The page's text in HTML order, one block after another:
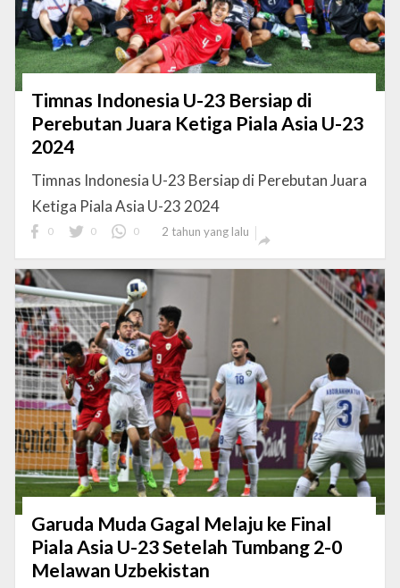
Timnas Indonesia U-23 Bersiap di
Perebutan Juara Ketiga Piala Asia U-23
2024
Timnas Indonesia U-23 Bersiap di Perebutan Juara
Ketiga Piala Asia U-23 2024
0 0 0 2 tahun yang lalu

Garuda Muda Gagal Melaju ke Final
Piala Asia U-23 Setelah Tumbang 2-0
Melawan Uzbekistan